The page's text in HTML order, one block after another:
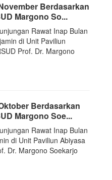
Berdasarkan
Margono So...
Rawat Inap Bulan
di Unit Paviliun
Prof. Dr. Margono
Berdasarkan
Margono Soe...
Rawat Inap Bulan
di Unit Paviliun Abiyasa
Dr. Margono Soekarjo